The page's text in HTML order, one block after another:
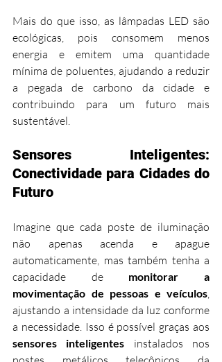
Mais do que isso, as lâmpadas LED são
ecológicas, pois consomem menos
energia e emitem uma quantidade
mínima de poluentes, ajudando a reduzir
a pegada de carbono da cidade e
contribuindo para um futuro mais
sustentável.
Sensores Inteligentes:
Conectividade para Cidades do
Futuro
Imagine que cada poste de iluminação
não apenas acenda e apague
automaticamente, mas também tenha a
capacidade de monitorar a
movimentação de pessoas e veículos
ajustando a intensidade da luz conforme
sensores inteligentes instalados nos